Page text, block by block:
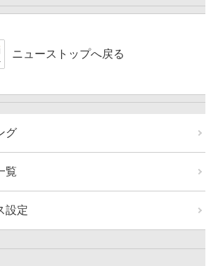
ニューストップへ戻る
グ
覧
設定